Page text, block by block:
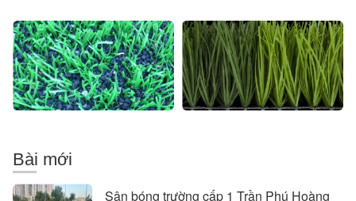
su
sân
cỏ
nhân
tạo
tạo
CCGrass
Bài mới
Sân bóng trường cấp 1 Trần Phú Hoàng